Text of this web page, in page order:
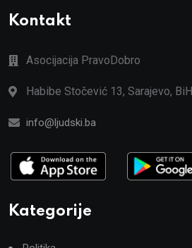
Kontakt
Asocijacija PravoDobro
Habibe Stočević 13, Sarajevo, BiH
info@ljudski.ba
Kategorije